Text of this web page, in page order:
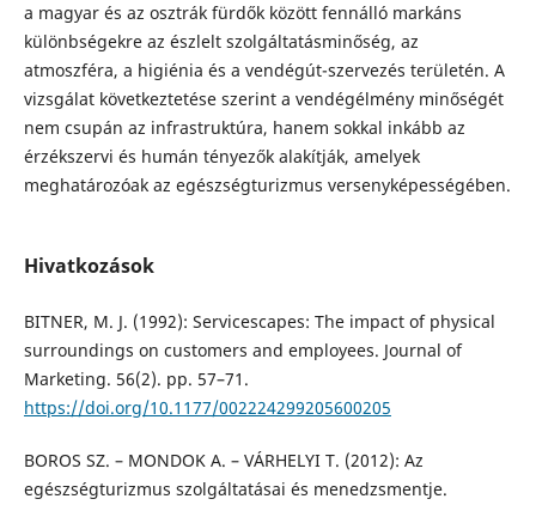
a magyar és az osztrák fürdők között fennálló markáns
különbségekre az észlelt szolgáltatásminőség, az
atmoszféra, a higiénia és a vendégút-szervezés területén. A
vizsgálat következtetése szerint a vendégélmény minőségét
nem csupán az infrastruktúra, hanem sokkal inkább az
érzékszervi és humán tényezők alakítják, amelyek
meghatározóak az egészségturizmus versenyképességében.
Hivatkozások
BITNER, M. J. (1992): Servicescapes: The impact of physical
surroundings on customers and employees. Journal of
Marketing. 56(2). pp. 57–71.
https://doi.org/10.1177/002224299205600205
BOROS SZ. – MONDOK A. – VÁRHELYI T. (2012): Az
egészségturizmus szolgáltatásai és menedzsmentje.